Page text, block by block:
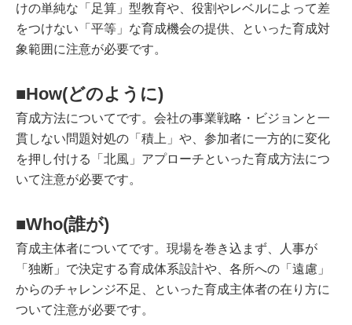
けの単純な「足算」型教育や、役割やレベルによって差
をつけない「平等」な育成機会の提供、といった育成対
象範囲に注意が必要です。
■How(どのように)
育成方法についてです。会社の事業戦略・ビジョンと一
貫しない問題対処の「積上」や、参加者に一方的に変化
を押し付ける「北風」アプローチといった育成方法につ
いて注意が必要です。
■Who(誰が)
育成主体者についてです。現場を巻き込まず、人事が
「独断」で決定する育成体系設計や、各所への「遠慮」
からのチャレンジ不足、といった育成主体者の在り方に
ついて注意が必要です。